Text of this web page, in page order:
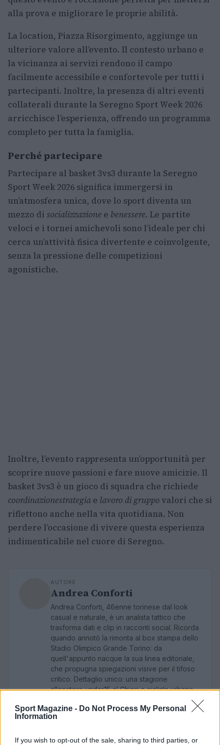
Sport Magazine - Do Not Process My Personal
Information
If you wish to opt-out of the sale, sharing to third parties, or
alla prova e migliorare le proprie abilità.
La location, Piazza Risorgimento, aggiunge un
ulteriore valore all’evento. Il contesto urbano e
la vicinanza ai servizi rendono il campo
facilmente accessibile e confortevole per tutti i
partecipanti. Inoltre, la presenza di altri eventi
collaterali durante la Seregno Sport Week 2026
arricchisce l’esperienza, offrendo un programma
completo per tutta la famiglia.
Perché partecipare
Partecipare al basket 3vs3 durante la Seregno
Sport Week 2026 significa immergersi in
un’atmosfera unica, dove lo sport diventa un
mezzo di socializzazione e benessere. Le partite
veloci e i tornei amichevoli sono l’ideale per chi
cerca un’attività fisica divertente e coinvolgente,
senza la pressione delle competizioni
agonistiche.
Inoltre, l’evento rappresenta un’opportunità per
scoprire nuove passioni e fare nuove amicizie. Il
basket 3vs3 è un gioco di squadra che richiede
coordinazionestrategia e lavoro di gruppo valori che si
riflettono anche nella vita quotidiana. Non
perdere l’occasione di vivere questa esperienza
indimenticabile nel cuore di Seregno.
AUTORE
Andrea Conforti
Andrea Conforti, 46enne torinese dal look
casual e naturale, è un analista tattico che
trasforma dati e clip in racconti social. Ricorda
quando annotò la rimonta al box stampa dello
Stadio Olimpico Grande Torino: da
quell'appunto nacque la sua linea editoriale,
che propugna spiegazioni visive per il tifoso
critico. Dettaglio unico: una stagione
allenatore under15 al Chieri e ciclista urbano.